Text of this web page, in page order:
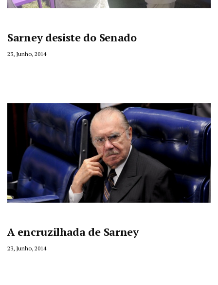
Sarney desiste do Senado
23, Junho, 2014
A encruzilhada de Sarney
23, Junho, 2014